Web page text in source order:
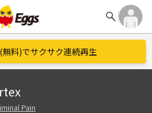
search
料)でサクサク連続再生
Pain